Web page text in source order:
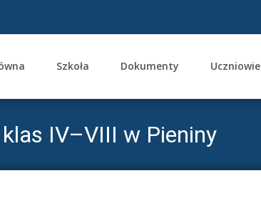
Szkoła Dokumenty Uczniowie
IV–VIII w Pieniny